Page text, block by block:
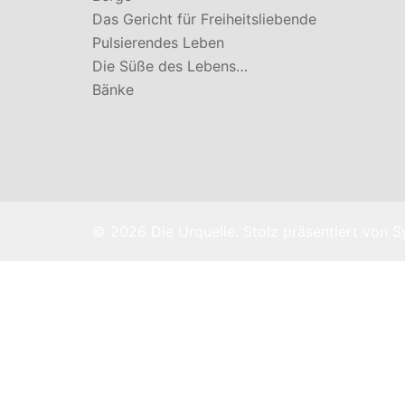
Das Gericht für Freiheitsliebende
Pulsierendes Leben
Die Süße des Lebens…
Bänke